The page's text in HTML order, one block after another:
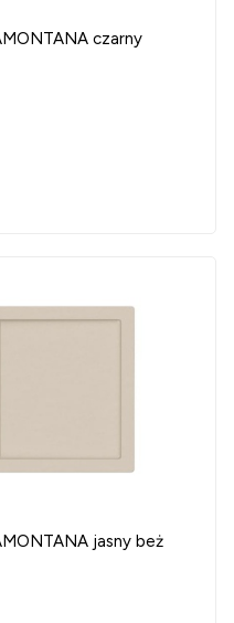
czarny
jasny beż